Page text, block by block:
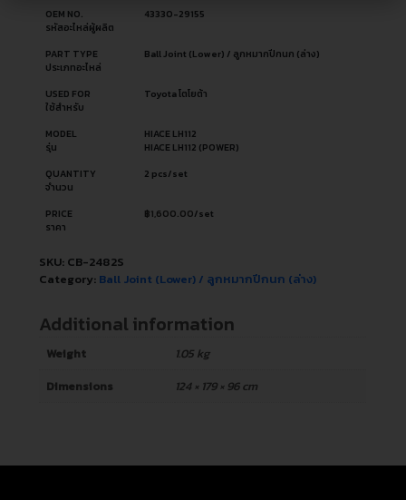
OEM NO.
รหัสอะไหล่ผู้ผลิต
43330-29155
PART TYPE
ประเภทอะไหล่
Ball Joint (Lower) / ลูกหมากปีกนก (ล่าง)
USED FOR
ใช้สำหรับ
Toyota โตโยต้า
MODEL
รุ่น
HIACE LH112
HIACE LH112 (POWER)
QUANTITY
จำนวน
2 pcs/set
PRICE
ราคา
฿1,600.00/set
SKU: CB-2482S
Category: Ball Joint (Lower) / ลูกหมากปีกนก (ล่าง)
Additional information
Weight
1.05 kg
Dimensions
124 × 179 × 96 cm